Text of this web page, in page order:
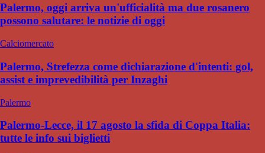
Palermo, oggi arriva un'ufficialità ma due rosanero
possono salutare: le notizie di oggi
Calciomercato
Palermo, Strefezza come dichiarazione d'intenti: gol,
assist e imprevedibilità per Inzaghi
Palermo
Palermo-Lecce, il 17 agosto la sfida di Coppa Italia:
tutte le info sui biglietti